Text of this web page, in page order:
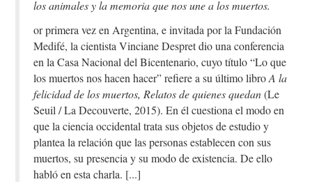
los animales y la memoria que nos une a los muertos.
or primera vez en Argentina, e invitada por la Fundación
Medifé, la cientista Vinciane Despret dio una conferencia
en la Casa Nacional del Bicentenario, cuyo título “Lo que
los muertos nos hacen hacer” refiere a su último libroA la
felicidad de los muertos, Relatos de quienes quedan(Le
Seuil / La Decouverte, 2015). En él cuestiona el modo en
que la ciencia occidental trata sus objetos de estudio y
plantea la relación que las personas establecen con sus
muertos, su presencia y su modo de existencia. De ello
habló en esta charla.